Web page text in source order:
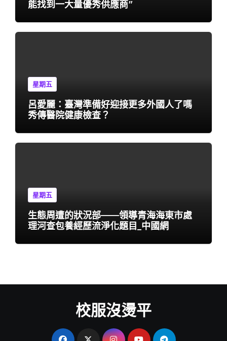
能找到一大量優秀供應商”
星期五
呂愛麗：臺灣準備好迎接更多外國人了嗎
秀傳醫院健康檢查？
星期五
生態周遭的狀況部——領導青海海東市處
理河查包養經歷流淨化題目_中國網
校服沒燙平